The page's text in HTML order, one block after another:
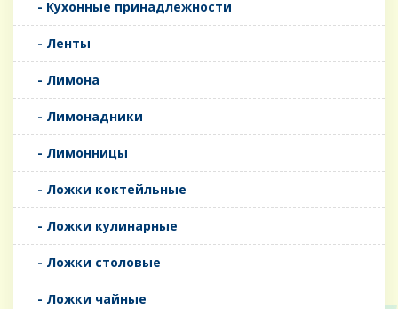
- Кухонные принадлежности
- Ленты
- Лимона
- Лимонадники
- Лимонницы
- Ложки коктейльные
- Ложки кулинарные
- Ложки столовые
- Ложки чайные